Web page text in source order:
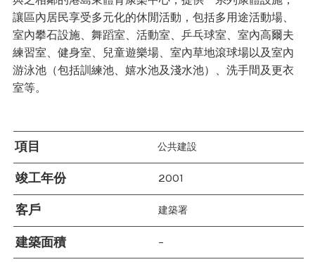
讓區內居民享受多元化的休閒活動，包括多用途活動場、
室內攀石設施、舞蹈室、活動室、乒乓球室、室內高爾夫
練習室、健身室、兒童遊樂場、室內草地滾球場以及室內
游泳池（包括訓練池、嬉水池及淺水池）、洗手間及更衣
室等。
項目 公共建設
竣工年份 2001
客戶 建築署
建築面積 –